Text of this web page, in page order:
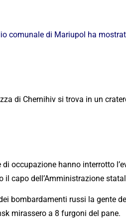
comunale di Mariupol ha
di Chernihiv si trova in un
di occupazione hanno interrotto
il capo dell’Amministrazione
bombardamenti russi la gente
mirassero a 8 furgoni del pane.